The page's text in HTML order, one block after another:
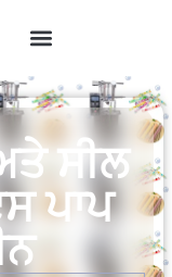
ਸੀਲ
ਪਾਪ